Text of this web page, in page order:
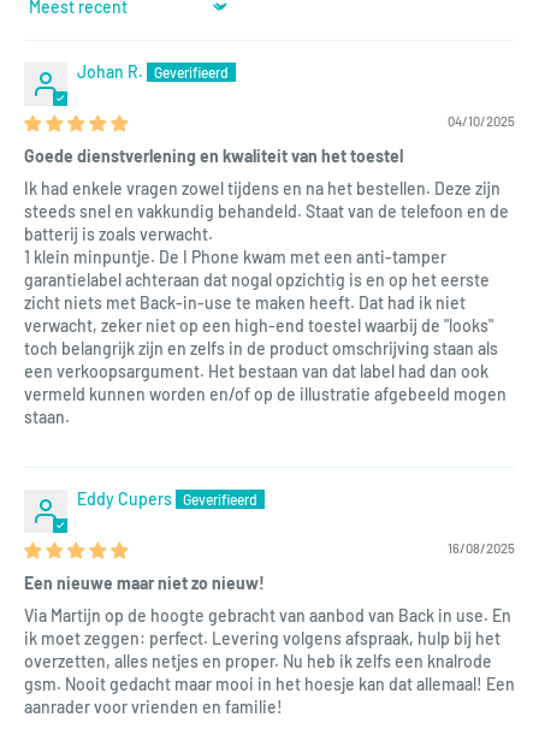
Sort by
Johan R.
04/10/2025
Goede dienstverlening en kwaliteit van het toestel
Ik had enkele vragen zowel tijdens en na het bestellen. Deze zijn
steeds snel en vakkundig behandeld. Staat van de telefoon en de
batterij is zoals verwacht.
1 klein minpuntje. De I Phone kwam met een anti-tamper
garantielabel achteraan dat nogal opzichtig is en op het eerste
zicht niets met Back-in-use te maken heeft. Dat had ik niet
verwacht, zeker niet op een high-end toestel waarbij de "looks"
toch belangrijk zijn en zelfs in de product omschrijving staan als
een verkoopsargument. Het bestaan van dat label had dan ook
vermeld kunnen worden en/of op de illustratie afgebeeld mogen
staan.
Eddy Cupers
16/08/2025
Een nieuwe maar niet zo nieuw!
Via Martijn op de hoogte gebracht van aanbod van Back in use. En
ik moet zeggen: perfect. Levering volgens afspraak, hulp bij het
overzetten, alles netjes en proper. Nu heb ik zelfs een knalrode
gsm. Nooit gedacht maar mooi in het hoesje kan dat allemaal! Een
aanrader voor vrienden en familie!